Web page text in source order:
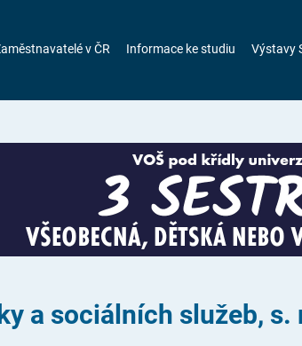
v ČR Informace ke studiu Výstavy
a sociálních služeb, s.